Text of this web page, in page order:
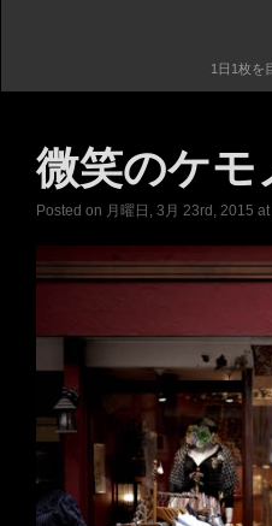
1日1枚を
微笑のケモ
Posted on 月曜日, 3月 23rd, 2015 at